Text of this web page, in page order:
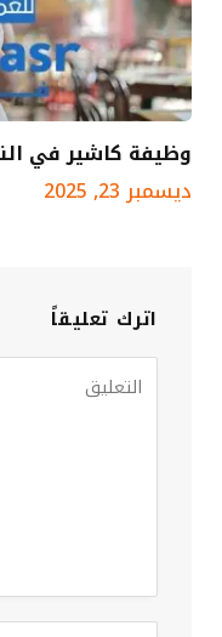
وظيفة كاشير في
ديسمبر 23, 2025
اترك تعليقاً